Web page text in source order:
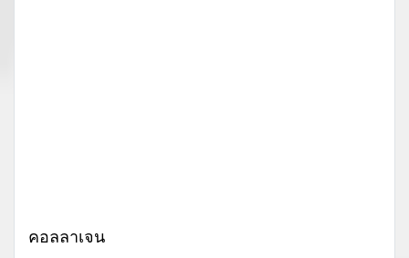
คอลลาเจน